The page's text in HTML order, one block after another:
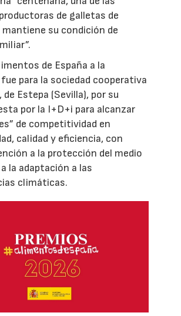
de galletas de
mantiene su condición de
de España a la
fue para la sociedad cooperativa
de Estepa (Sevilla), por su
por la I+D+i para alcanzar
de competitividad en
calidad y eficiencia, con
a la protección del medio
la adaptación a las
climáticas.